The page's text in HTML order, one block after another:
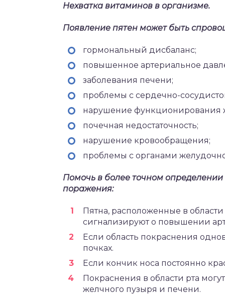
Нехватка витаминов в организме.
Появление пятен может быть
гормональный дисбаланс;
повышенное артериальное
заболевания печени;
проблемы с сердечно-
нарушение функционирования
почечная недостаточность;
нарушение кровообращения;
проблемы с органами
Помочь в более точном
поражения:
Пятна, расположенные в
сигнализируют о повышении
Если область покраснения
почках.
Если кончик носа постоянно
Покраснения в области рта
желчного пузыря и печени.